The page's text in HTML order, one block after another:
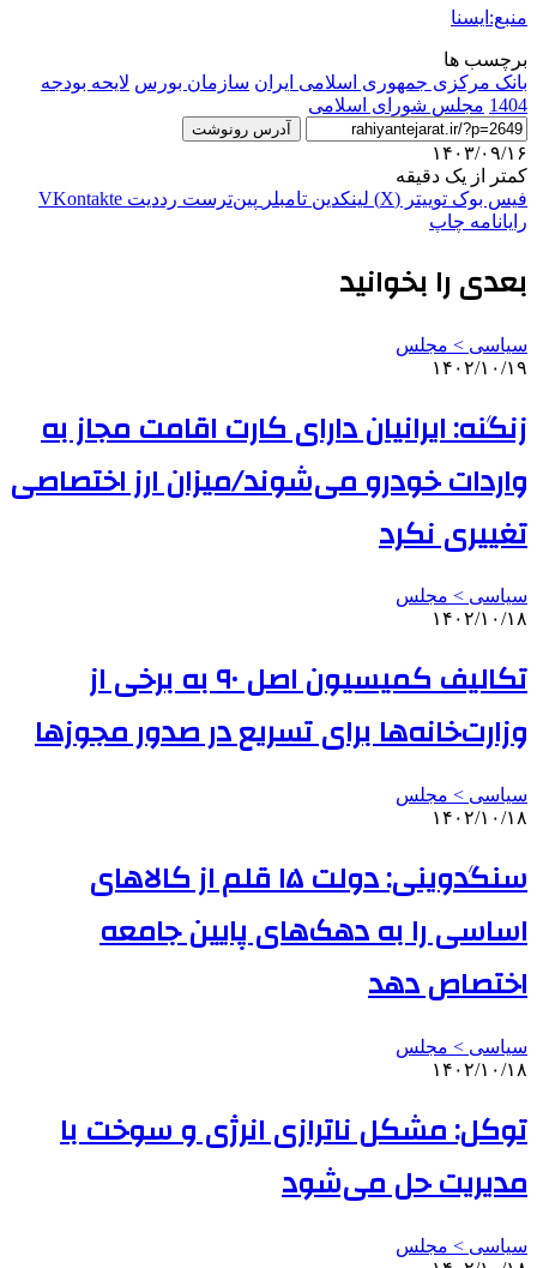
منبع:ایسنا
برچسب ها
بانک مرکزی جمهوری اسلامی ایران سازمان بورس لایحه بودجه
1404 مجلس شورای اسلامی
آدرس رونوشت
۱۴۰۳/۰۹/۱۶
کمتر از یک دقیقه
فیس بوک توییتر (X) لینکدین ‫تامبلر ‫پین‌ترست ‫رددیت ‫VKontakte
رایانامه چاپ
بعدی را بخوانید
سیاسی > مجلس
۱۴۰۲/۱۰/۱۹
زنگنه: ایرانیان دارای کارت اقامت مجاز به
واردات خودرو می‌شوند/میزان ارز اختصاصی
تغییری نکرد
سیاسی > مجلس
۱۴۰۲/۱۰/۱۸
تکالیف کمیسیون اصل ۹۰ به برخی از
وزارت‌خانه‌ها برای تسریع در صدور مجوزها
سیاسی > مجلس
۱۴۰۲/۱۰/۱۸
سنگدوینی: دولت ۱۵ قلم از کالاهای
اساسی را به دهک‌های پایین جامعه
اختصاص دهد
سیاسی > مجلس
۱۴۰۲/۱۰/۱۸
توکل: مشکل ناترازی انرژی و سوخت با
مدیریت حل می‌شود
سیاسی > مجلس